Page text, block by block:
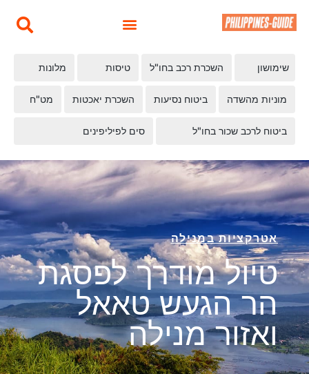
שימושון השכרת רכב בחו"ל טיסות מלונות
מוניות מהשדה ביטוח נסיעות השכרת יאכטות מט"ח
ביטוח לרכב שכור בחו"ל סים לפיליפינים
אטרקציות במנילה
טיול מודרך לפסגת
הר הגעש טאאל
ואזור מנילה